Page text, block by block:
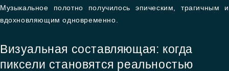
Музыкальное полотно получилось эпическим, трагичным и
вдохновляющим одновременно.
Визуальная составляющая: когда
пиксели становятся реальностью